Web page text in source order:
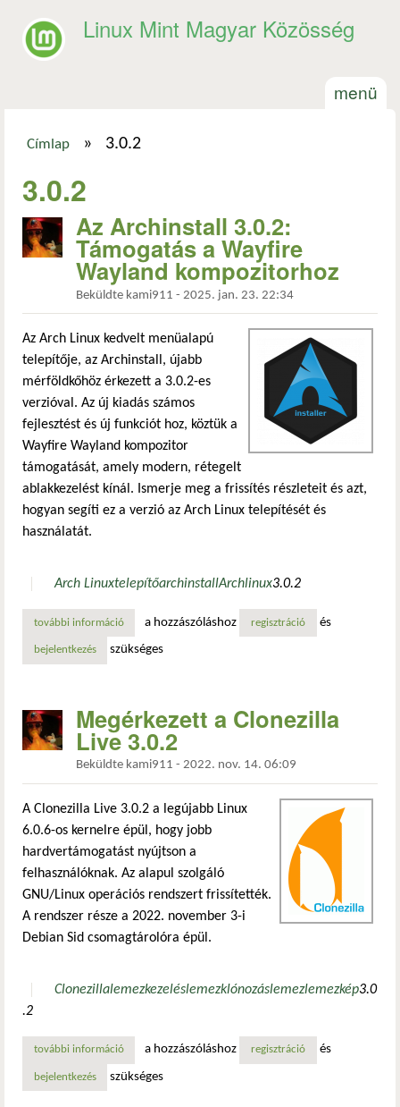
Linux Mint Magyar Közösség
menü
Címlap » 3.0.2
3.0.2
Az Archinstall 3.0.2:
Támogatás a Wayfire
Wayland kompozitorhoz
Beküldte kami911 - 2025. jan. 23. 22:34
Az Arch Linux kedvelt menüalapú
telepítője, az Archinstall, újabb
mérföldkőhöz érkezett a 3.0.2-es
verzióval. Az új kiadás számos
fejlesztést és új funkciót hoz, köztük a
Wayfire Wayland kompozitor
támogatását, amely modern, rétegelt
ablakkezelést kínál. Ismerje meg a frissítés részleteit és azt,
hogyan segíti ez a verzió az Arch Linux telepítését és
használatát.
Arch LinuxtelepítőarchinstallArchlinux3.0.2
további információaz archinstall 3.0.2: támogatás a wayfire wayland
a hozzászóláshoz regisztráció és
bejelentkezés szükséges
Megérkezett a Clonezilla
Live 3.0.2
Beküldte kami911 - 2022. nov. 14. 06:09
A Clonezilla Live 3.0.2 a legújabb Linux
6.0.6-os kernelre épül, hogy jobb
hardvertámogatást nyújtson a
felhasználóknak. Az alapul szolgáló
GNU/Linux operációs rendszert frissítették.
A rendszer része a 2022. november 3-i
Debian Sid csomagtárolóra épül.
Clonezillalemezkezeléslemezklónozáslemezlemezkép3.0
.2
további információmegérkezett a clonezilla live 3.0.2 tartalommal
a hozzászóláshoz regisztráció és
bejelentkezés szükséges